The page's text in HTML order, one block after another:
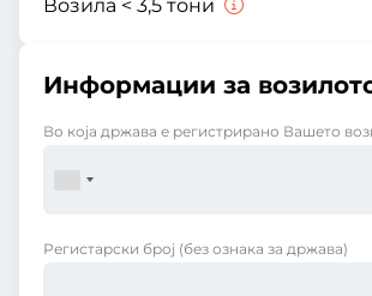
Возила < 3,5 тони
Информации за
Во која држава е регистрирано Вашето
Регистарски број (без ознака за држава)